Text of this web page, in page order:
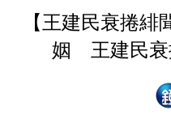
【王建民衰捲
姻 王建民衰